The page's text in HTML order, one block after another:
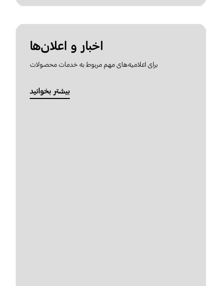
اخبار و اعلان‌ها
برای اعلامیه‌های مهم مربوط به خدمات محصولات
بیشتر بخوانید